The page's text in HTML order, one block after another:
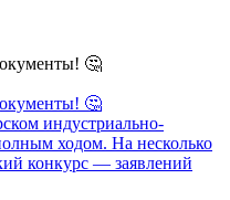
🤔
🤔
индустриально-
ходом. На несколько
конкурс — заявлений